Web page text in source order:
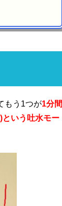
もう1つが1分間
いう吐水モー